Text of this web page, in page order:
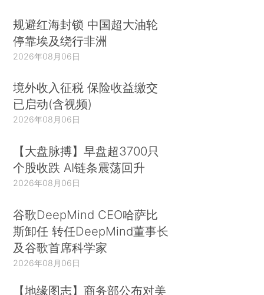
规避红海封锁 中国超大油轮
停靠埃及绕行非洲
2026年08月06日
境外收入征税 保险收益缴交
已启动(含视频)
2026年08月06日
【大盘脉搏】早盘超3700只
个股收跌 AI链条震荡回升
2026年08月06日
谷歌DeepMind CEO哈萨比
斯卸任 转任DeepMind董事长
及谷歌首席科学家
2026年08月06日
【地缘图志】商务部公布对美